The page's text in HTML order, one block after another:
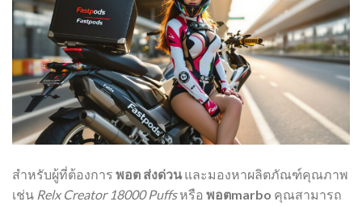
สำหรับผู้ที่ต้องการ พอต ส่งด่วน และมองหาผลิตภัณฑ์คุณภาพ
เช่น Relx Creator 18000 Puffsหรือ พอตmarbo คุณสามารถ